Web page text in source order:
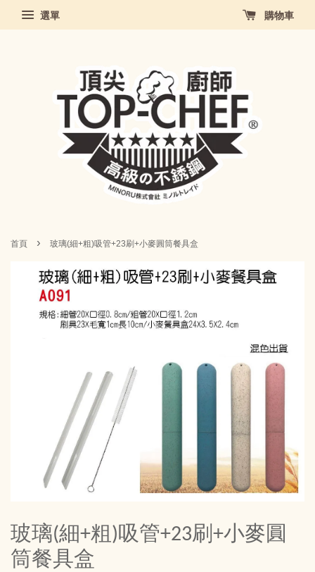
選單 購物車
首頁 › 玻璃(細+粗)吸管+23刷+小麥圓筒餐具盒
玻璃(細+粗)吸管+23刷+小麥圓
筒餐具盒